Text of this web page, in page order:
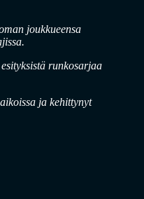
joukkueensa
runkosarjaa
ja kehittynyt